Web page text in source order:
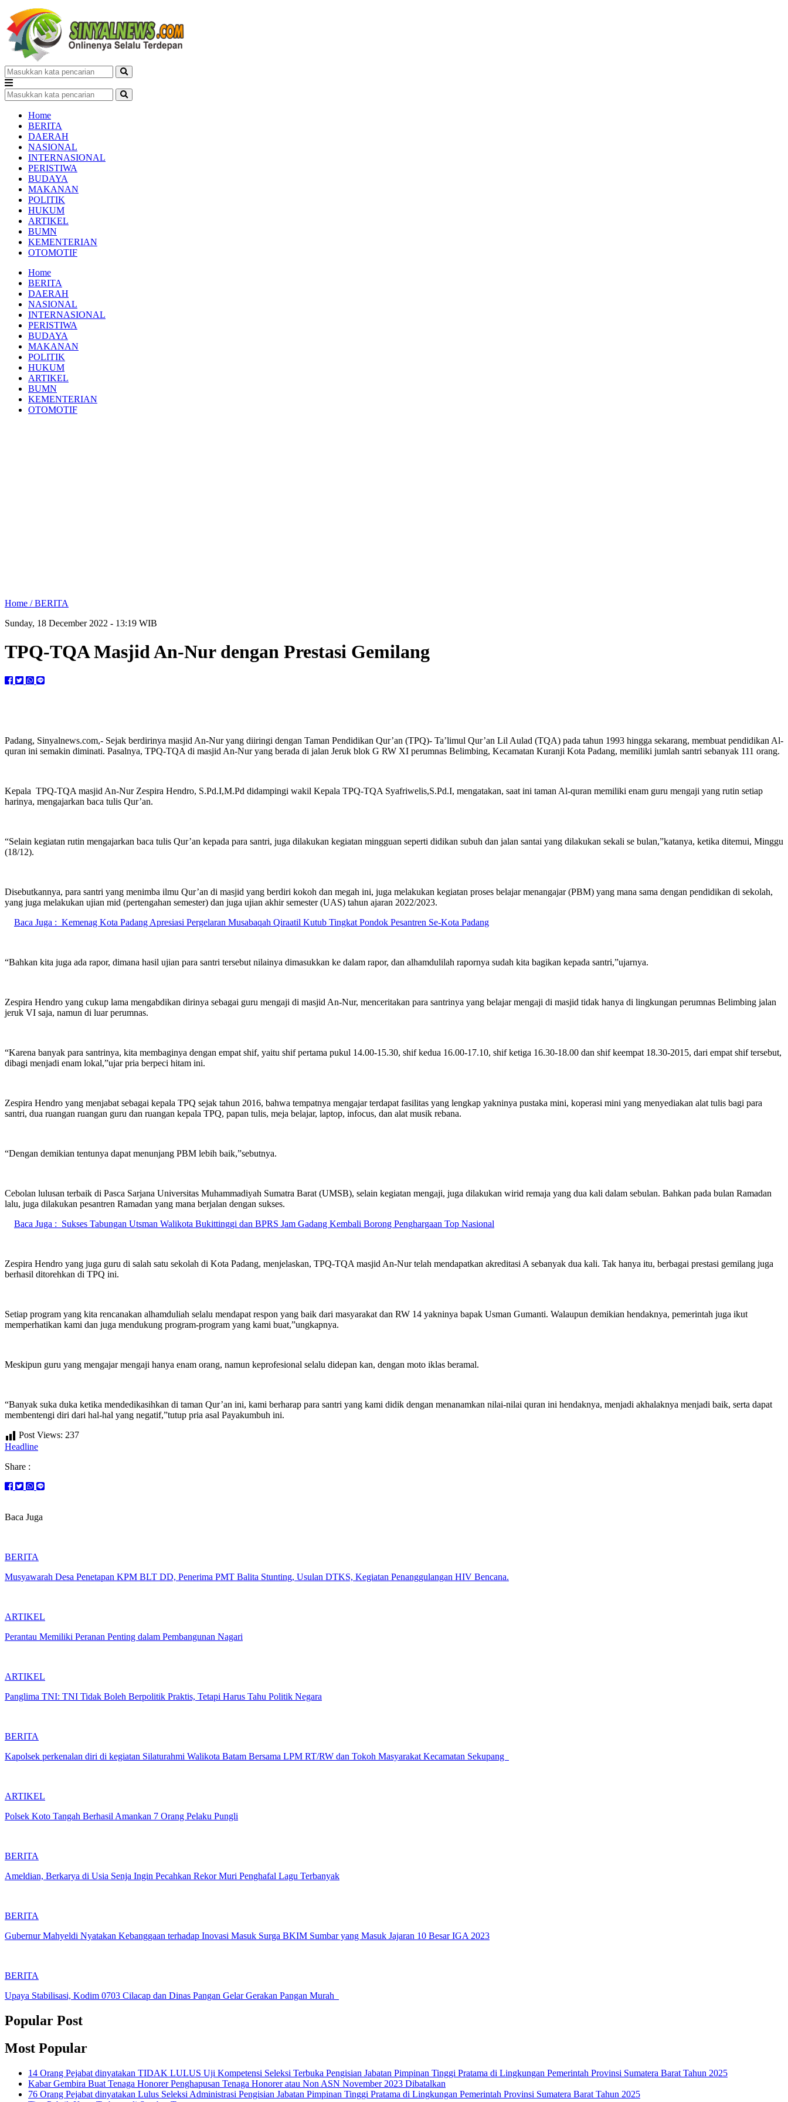
Home
BERITA
DAERAH
NASIONAL
INTERNASIONAL
PERISTIWA
BUDAYA
MAKANAN
POLITIK
HUKUM
ARTIKEL
BUMN
KEMENTERIAN
OTOMOTIF
Home
BERITA
DAERAH
NASIONAL
INTERNASIONAL
PERISTIWA
BUDAYA
MAKANAN
POLITIK
HUKUM
ARTIKEL
BUMN
KEMENTERIAN
OTOMOTIF
Home /BERITA
Sunday, 18 December 2022 - 13:19 WIB
TPQ-TQA Masjid An-Nur dengan Prestasi Gemilang
Padang, Sinyalnews.com,- Sejak berdirinya masjid An-Nur yang diiringi dengan Taman Pendidikan Qur’an (TPQ)- Ta’limul Qur’an Lil Aulad (TQA) pada tahun 1993 hingga sekarang, membuat pendidikan Al-
quran ini semakin diminati. Pasalnya, TPQ-TQA di masjid An-Nur yang berada di jalan Jeruk blok G RW XI perumnas Belimbing, Kecamatan Kuranji Kota Padang, memiliki jumlah santri sebanyak 111 orang.
Kepala TPQ-TQA masjid An-Nur Zespira Hendro, S.Pd.I,M.Pd didampingi wakil Kepala TPQ-TQA Syafriwelis,S.Pd.I, mengatakan, saat ini taman Al-quran memiliki enam guru mengaji yang rutin setiap
harinya, mengajarkan baca tulis Qur’an.
“Selain kegiatan rutin mengajarkan baca tulis Qur’an kepada para santri, juga dilakukan kegiatan mingguan seperti didikan subuh dan jalan santai yang dilakukan sekali se bulan,”katanya, ketika ditemui, Minggu
(18/12).
Disebutkannya, para santri yang menimba ilmu Qur’an di masjid yang berdiri kokoh dan megah ini, juga melakukan kegiatan proses belajar menangajar (PBM) yang mana sama dengan pendidikan di sekolah,
yang juga melakukan ujian mid (pertengahan semester) dan juga ujian akhir semester (UAS) tahun ajaran 2022/2023.
Baca Juga : Kemenag Kota Padang Apresiasi Pergelaran Musabaqah Qiraatil Kutub Tingkat Pondok Pesantren Se-Kota Padang
“Bahkan kita juga ada rapor, dimana hasil ujian para santri tersebut nilainya dimasukkan ke dalam rapor, dan alhamdulilah rapornya sudah kita bagikan kepada santri,”ujarnya.
Zespira Hendro yang cukup lama mengabdikan dirinya sebagai guru mengaji di masjid An-Nur, menceritakan para santrinya yang belajar mengaji di masjid tidak hanya di lingkungan perumnas Belimbing jalan
jeruk VI saja, namun di luar perumnas.
“Karena banyak para santrinya, kita membaginya dengan empat shif, yaitu shif pertama pukul 14.00-15.30, shif kedua 16.00-17.10, shif ketiga 16.30-18.00 dan shif keempat 18.30-2015, dari empat shif tersebut,
dibagi menjadi enam lokal,”ujar pria berpeci hitam ini.
Zespira Hendro yang menjabat sebagai kepala TPQ sejak tahun 2016, bahwa tempatnya mengajar terdapat fasilitas yang lengkap yakninya pustaka mini, koperasi mini yang menyediakan alat tulis bagi para
santri, dua ruangan ruangan guru dan ruangan kepala TPQ, papan tulis, meja belajar, laptop, infocus, dan alat musik rebana.
“Dengan demikian tentunya dapat menunjang PBM lebih baik,”sebutnya.
Cebolan lulusan terbaik di Pasca Sarjana Universitas Muhammadiyah Sumatra Barat (UMSB), selain kegiatan mengaji, juga dilakukan wirid remaja yang dua kali dalam sebulan. Bahkan pada bulan Ramadan
lalu, juga dilakukan pesantren Ramadan yang mana berjalan dengan sukses.
Baca Juga : Sukses Tabungan Utsman Walikota Bukittinggi dan BPRS Jam Gadang Kembali Borong Penghargaan Top Nasional
Zespira Hendro yang juga guru di salah satu sekolah di Kota Padang, menjelaskan, TPQ-TQA masjid An-Nur telah mendapatkan akreditasi A sebanyak dua kali. Tak hanya itu, berbagai prestasi gemilang juga
berhasil ditorehkan di TPQ ini.
Setiap program yang kita rencanakan alhamduliah selalu mendapat respon yang baik dari masyarakat dan RW 14 yakninya bapak Usman Gumanti. Walaupun demikian hendaknya, pemerintah juga ikut
memperhatikan kami dan juga mendukung program-program yang kami buat,”ungkapnya.
Meskipun guru yang mengajar mengaji hanya enam orang, namun keprofesional selalu didepan kan, dengan moto iklas beramal.
“Banyak suka duka ketika mendedikasihkan di taman Qur’an ini, kami berharap para santri yang kami didik dengan menanamkan nilai-nilai quran ini hendaknya, menjadi akhalaknya menjadi baik, serta dapat
membentengi diri dari hal-hal yang negatif,”tutup pria asal Payakumbuh ini.
Post Views: 237
Headline
Share :
Baca Juga
BERITA
Musyawarah Desa Penetapan KPM BLT DD, Penerima PMT Balita Stunting, Usulan DTKS, Kegiatan Penanggulangan HIV Bencana.
ARTIKEL
Perantau Memiliki Peranan Penting dalam Pembangunan Nagari
ARTIKEL
Panglima TNI: TNI Tidak Boleh Berpolitik Praktis, Tetapi Harus Tahu Politik Negara
BERITA
Kapolsek perkenalan diri di kegiatan Silaturahmi Walikota Batam Bersama LPM RT/RW dan Tokoh Masyarakat Kecamatan Sekupang
ARTIKEL
Polsek Koto Tangah Berhasil Amankan 7 Orang Pelaku Pungli
BERITA
Ameldian, Berkarya di Usia Senja Ingin Pecahkan Rekor Muri Penghafal Lagu Terbanyak
BERITA
Gubernur Mahyeldi Nyatakan Kebanggaan terhadap Inovasi Masuk Surga BKIM Sumbar yang Masuk Jajaran 10 Besar IGA 2023
BERITA
Upaya Stabilisasi, Kodim 0703 Cilacap dan Dinas Pangan Gelar Gerakan Pangan Murah
Popular Post
Most Popular
14 Orang Pejabat dinyatakan TIDAK LULUS Uji Kompetensi Seleksi Terbuka Pengisian Jabatan Pimpinan Tinggi Pratama di Lingkungan Pemerintah Provinsi Sumatera Barat Tahun 2025
Kabar Gembira Buat Tenaga Honorer Penghapusan Tenaga Honorer atau Non ASN November 2023 Dibatalkan
76 Orang Pejabat dinyatakan Lulus Seleksi Administrasi Pengisian Jabatan Pimpinan Tinggi Pratama di Lingkungan Pemerintah Provinsi Sumatera Barat Tahun 2025